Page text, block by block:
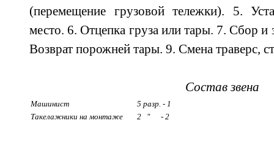
(перемещение грузовой тележки). 5.
место. 6. Отцепка груза или тары. 7. Сбор и
Возврат порожней тары. 9. Смена траверс,
Состав звена
Машинист
5 разр. - 1
Такелажники на монтаже
2 " - 2